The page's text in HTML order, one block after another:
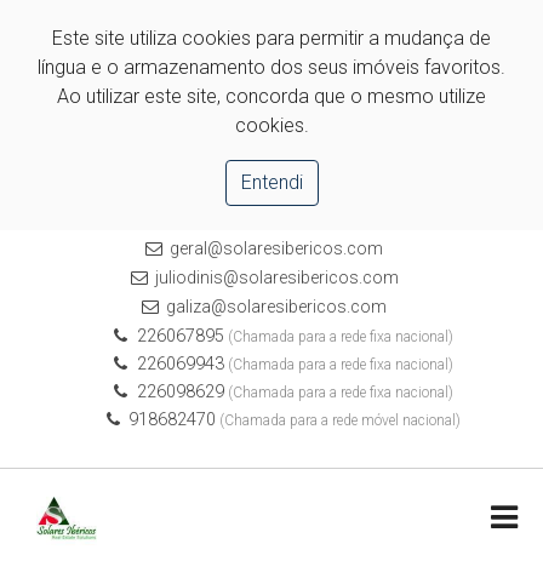
Este site utiliza cookies para permitir a mudança de
língua e o armazenamento dos seus imóveis favoritos.
Ao utilizar este site, concorda que o mesmo utilize
cookies.
Entendi
geral@solaresibericos.com
juliodinis@solaresibericos.com
galiza@solaresibericos.com
226067895 (Chamada para a rede fixa nacional)
226069943(Chamada para a rede fixa nacional)
226098629(Chamada para a rede fixa nacional)
918682470 (Chamada para a rede móvel nacional)